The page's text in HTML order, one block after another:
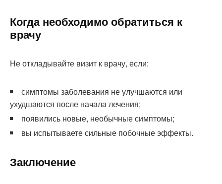
Когда необходимо обратиться к
врачу
Не откладывайте визит к врачу, если:
симптомы заболевания не улучшаются или
ухудшаются после начала лечения;
появились новые, необычные симптомы;
вы испытываете сильные побочные эффекты.
Заключение